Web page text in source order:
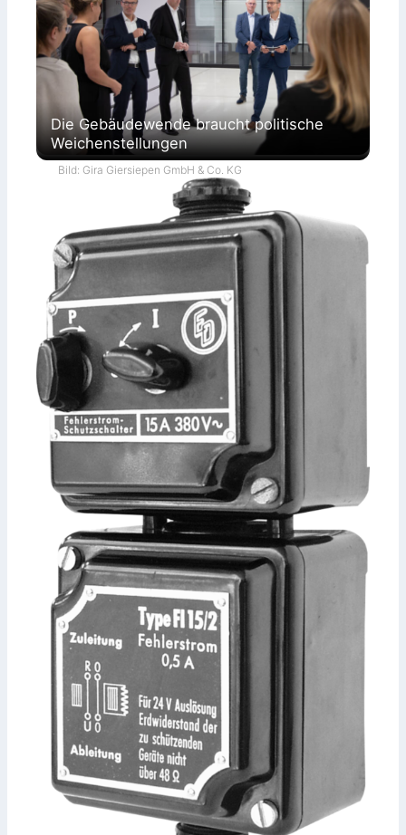
Die Gebäudewende braucht politische
Weichenstellungen
Bild: Gira Giersiepen GmbH & Co. KG